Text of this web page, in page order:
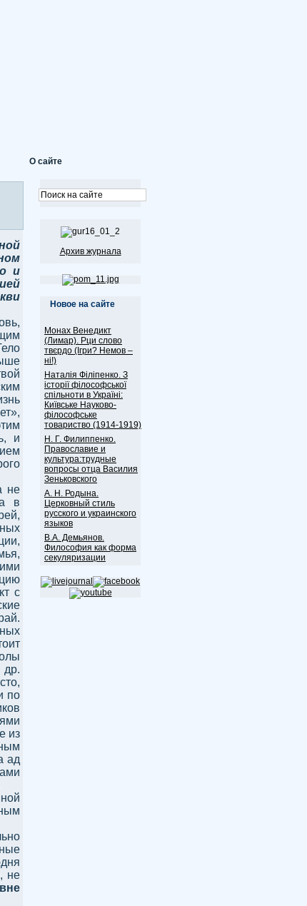
О сайте
и
и
не
в
с
по
из
ад
не
Архив журнала
Новое на сайте
Монах Венедикт
(Лимар). Рци слово
твєрдо (Ігри? Немов –
ні!)
Наталія Філіпенко. З
історії філософської
спільноти в Україні:
Київське Науково-
філософське
товариство (1914-1919)
Н. Г. Филиппенко.
Православие и
культура:трудные
вопросы отца Василия
Зеньковского
А. Н. Родына.
Церковный стиль
русского и украинского
языков
В.А. Демьянов.
Философия как форма
секуляризации